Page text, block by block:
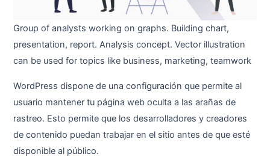
Group of analysts working on graphs. Building chart,
presentation, report. Analysis concept. Vector illustration
can be used for topics like business, marketing, teamwork
WordPress dispone de una configuración que permite al
usuario mantener tu página web oculta a las arañas de
rastreo. Esto permite que los desarrolladores y creadores
de contenido puedan trabajar en el sitio antes de que esté
disponible al público.